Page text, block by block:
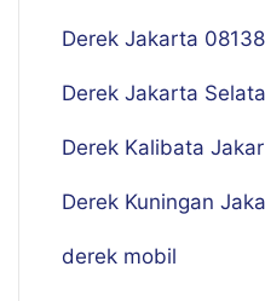
Derek Jakarta
Derek Jakarta
Derek Kalibata
Derek Kuningan
derek mobil